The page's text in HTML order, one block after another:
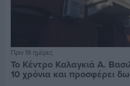
Πριν 19 ημέρες
Το Κέντρο Καλαγκιά Α.
10 χρόνια και προσφέρει